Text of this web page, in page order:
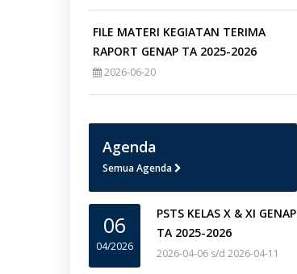
FILE MATERI KEGIATAN TERIMA
RAPORT GENAP TA 2025-2026
2026-06-20
Agenda
Semua Agenda
06
04/2026
PSTS KELAS X & XI GENAP
TA 2025-2026
2026-04-06 s/d 2026-04-11